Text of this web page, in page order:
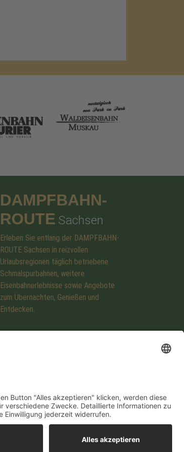
DAMPFBAHN-
ROUTE Sachsen
Erleben Sie entlang der DAMPFBAHN-
ROUTE Sachsen in reizvollen
Urlaubsregionen täglich betriebene
Schmalspurbahnen, weitere
Eisenbahnerlebnisse sowie Angebote
zum Übernachten, Genießen und
Entdecken.
Impressum Datenschutzerklärung